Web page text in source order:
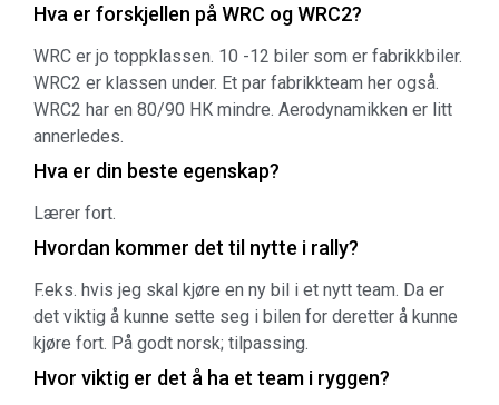
Hva er forskjellen på WRC og WRC2?
WRC er jo toppklassen. 10 -12 biler som er fabrikkbiler.
WRC2 er klassen under. Et par fabrikkteam her også.
WRC2 har en 80/90 HK mindre. Aerodynamikken er litt
annerledes.
Hva er din beste egenskap?
Lærer fort.
Hvordan kommer det til nytte i rally?
F.eks. hvis jeg skal kjøre en ny bil i et nytt team. Da er
det viktig å kunne sette seg i bilen for deretter å kunne
kjøre fort. På godt norsk; tilpassing.
Hvor viktig er det å ha et team i ryggen?